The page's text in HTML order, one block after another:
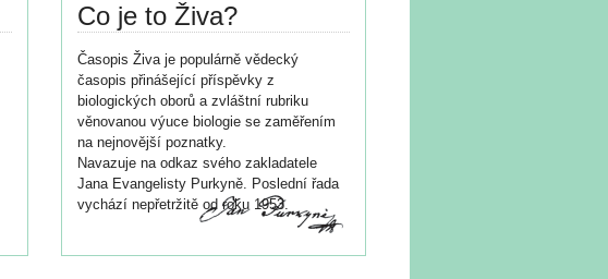
Co je to Živa?
Časopis Živa je populárně vědecký
časopis přinášející příspěvky z
biologických oborů a zvláštní rubriku
věnovanou výuce biologie se zaměřením
na nejnovější poznatky.
Navazuje na odkaz svého zakladatele
Jana Evangelisty Purkyně. Poslední řada
vychází nepřetržitě od roku 1953.